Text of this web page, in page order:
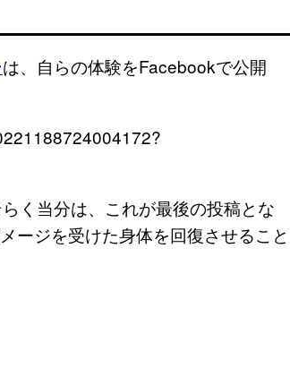
は、自らの体験をFacebookで公開
く当分は、これが最後の投稿とな
ージを受けた身体を回復させること